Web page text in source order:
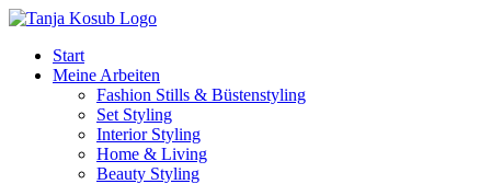
Zum
springenStart
Meine Arbeiten
Fashion Stills & Büstenstyling
Set Styling
Interior Styling
Home & Living
Beauty Styling